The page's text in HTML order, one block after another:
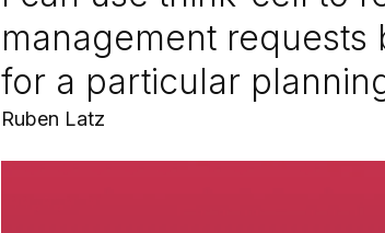
management
for a particular
Ruben Latz